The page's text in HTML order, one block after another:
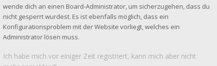
wende dich an einen Board-Administrator, um sicherzugehen, dass du
nicht gesperrt wurdest. Es ist ebenfalls möglich, dass ein
Konfigurationsproblem mit der Website vorliegt, welches ein
Administrator lösen muss.
Ich habe mich vor einiger Zeit registriert, kann mich aber nicht